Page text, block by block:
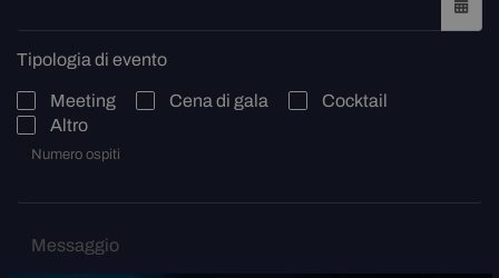
Tipologia di evento
Meeting Cena di gala
Cocktail
Altro
Numero ospiti
Messaggio